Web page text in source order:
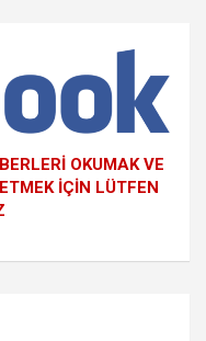
OKUMAK VE
İÇİN LÜTFEN